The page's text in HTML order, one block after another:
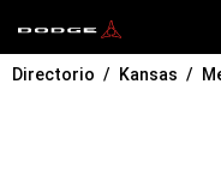
Directorio Kansas